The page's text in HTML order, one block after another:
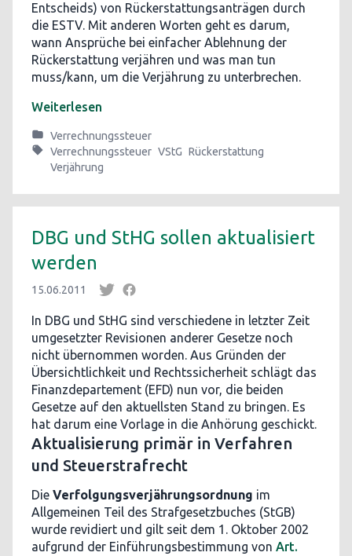
Entscheids) von Rückerstattungsanträgen durch
die ESTV. Mit anderen Worten geht es darum,
wann Ansprüche bei einfacher Ablehnung der
Rückerstattung verjähren und was man tun
muss/kann, um die Verjährung zu unterbrechen.
Weiterlesen
Verrechnungssteuer
Verrechnungssteuer VStG Rückerstattung
Verjährung
DBG und StHG sollen aktualisiert
werden
15.06.2011
In DBG und StHG sind verschiedene in letzter Zeit
umgesetzter Revisionen anderer Gesetze noch
nicht übernommen worden. Aus Gründen der
Übersichtlichkeit und Rechtssicherheit schlägt das
Finanzdepartement (EFD) nun vor, die beiden
Gesetze auf den aktuellsten Stand zu bringen. Es
hat darum eine Vorlage in die Anhörung geschickt.
Aktualisierung primär in Verfahren
und Steuerstrafrecht
Die Verfolgungsverjährungsordnung im
Allgemeinen Teil des Strafgesetzbuches (StGB)
wurde revidiert und gilt seit dem 1. Oktober 2002
aufgrund der Einführungsbestimmung von Art.